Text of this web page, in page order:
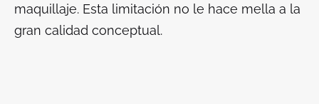
maquillaje. Esta limitación no le hace mella a la
gran calidad conceptual.